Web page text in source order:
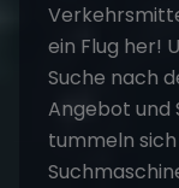
ein Flug her!
Suche nach
Angebot und
tummeln